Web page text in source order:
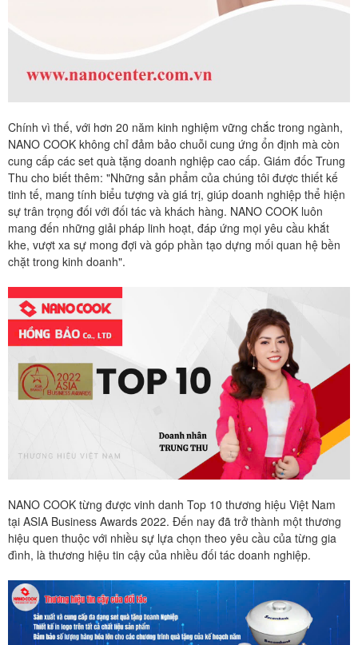
Chính vì thế, với hơn 20 năm kinh nghiệm vững chắc trong ngành,
NANO COOK không chỉ đảm bảo chuỗi cung ứng ổn định mà còn
cung cấp các set quà tặng doanh nghiệp cao cấp. Giám đốc Trung
Thu cho biết thêm: "Những sản phẩm của chúng tôi được thiết kế
tinh tế, mang tính biểu tượng và giá trị, giúp doanh nghiệp thể hiện
sự trân trọng đối với đối tác và khách hàng. NANO COOK luôn
mang đến những giải pháp linh hoạt, đáp ứng mọi yêu cầu khắt
khe, vượt xa sự mong đợi và góp phần tạo dựng mối quan hệ bền
chặt trong kinh doanh".
NANO COOK từng được vinh danh Top 10 thương hiệu Việt Nam
tại ASIA Business Awards 2022. Đến nay đã trở thành một thương
hiệu quen thuộc với nhiều sự lựa chọn theo yêu cầu của từng gia
đình, là thương hiệu tin cậy của nhiều đối tác doanh nghiệp.